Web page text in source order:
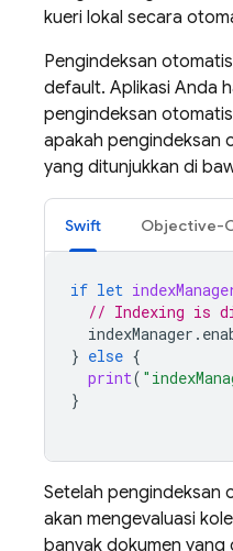
kueri lokal secara
Pengindeksan
default. Aplikasi Anda
pengindeksan
apakah pengindeksan
yang ditunjukkan di
Swift Objective-
if let
// Indexing is
indexManager .
} else {
print(
}
Setelah pengindeksan
akan mengevaluasi
banyak dokumen yang